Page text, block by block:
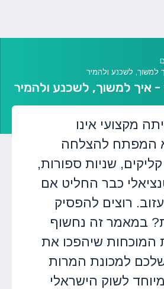
למשוך, לשכנע ולהמיר
איך למשוך, לשכנע ולהמיר
מקצועי אינו
המפתח להצלחה
שניות ספורות,
כבר החליט אם
רוצים להפסיק
במאמר זה נחשוף
המוכחות שיהפכו את
למכונת המרות
לשוק הישראלי